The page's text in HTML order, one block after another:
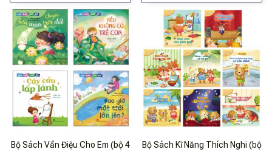
Bộ Sách Vần Điệu Cho Em (bộ 4
Bộ Sách Kĩ Năng Thích Nghi (bộ